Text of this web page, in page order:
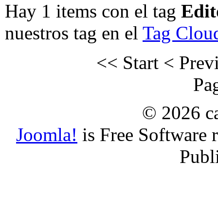
Hay 1 items con el tag
nuestros tag en el Tag
<< Start <
© 2026
Joomla! is Free Software